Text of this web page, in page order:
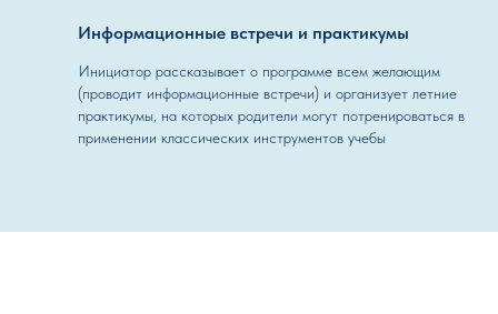
Информационные встречи и практикумы
Инициатор рассказывает о программе всем желающим
(проводит информационные встречи) и организует летние
практикумы, на которых родители могут потренироваться в
применении классических инструментов учебы